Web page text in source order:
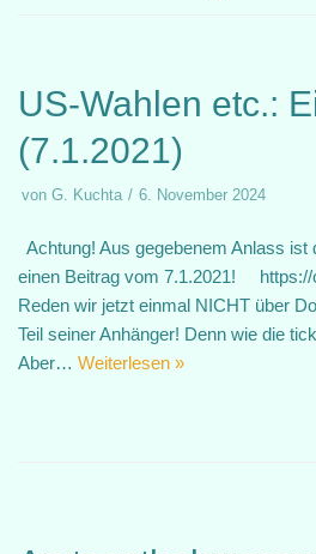
US-Wahlen etc.:
(7.1.2021)
von G. Kuchta 6. November 2024
Achtung! Aus gegebenem Anlass
einen Beitrag vom 7.1.2021! https://
Reden wir jetzt einmal NICHT über
Teil seiner Anhänger! Denn wie die
Aber… Weiterlesen »